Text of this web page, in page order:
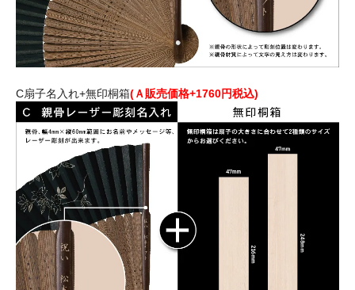
C扇子名入れ+無印桐箱(Ａ販売価格+1760円税込)